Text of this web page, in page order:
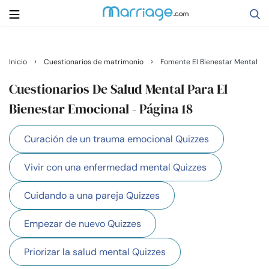
Buscar
Casarse
Relaciones
Familia
Ayuda
Cursos
Inicio › Cuestionarios de matrimonio › Fomente El Bienestar Mental
Cuestionarios De Salud Mental Para El
Bienestar Emocional - Página 18
Curación de un trauma emocional Quizzes
Vivir con una enfermedad mental Quizzes
Cuidando a una pareja Quizzes
Empezar de nuevo Quizzes
Priorizar la salud mental Quizzes